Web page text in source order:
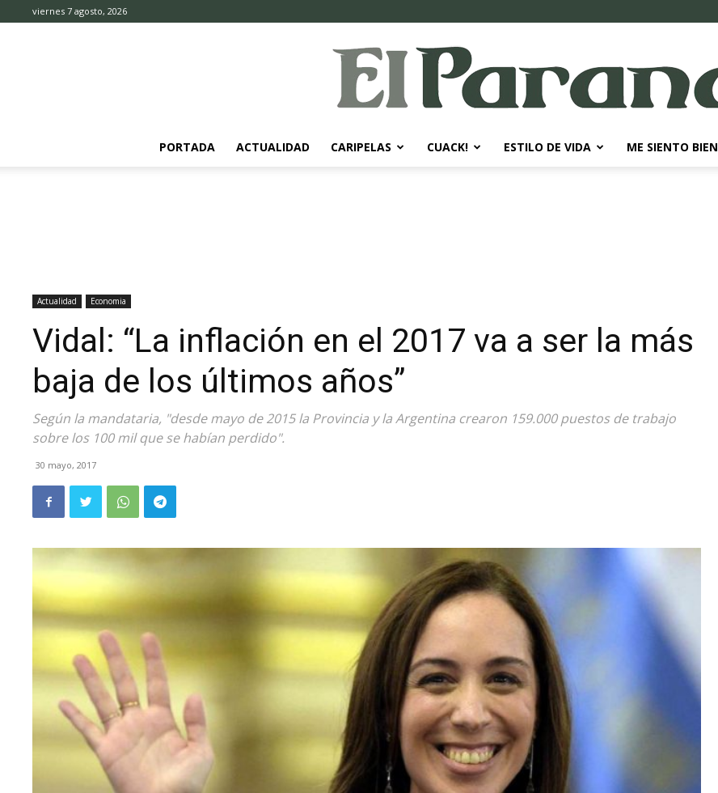
viernes 7 agosto, 2026
PORTADA ACTUALIDAD CARIPELAS CUACK! ESTILO DE VIDA ME SIENTO BIEN
Actualidad Economia
Vidal: “La inflación en el 2017 va a ser la más
baja de los últimos años”
Según la mandataria, "desde mayo de 2015 la Provincia y la Argentina crearon 159.000 puestos de trabajo
sobre los 100 mil que se habían perdido".
30 mayo, 2017